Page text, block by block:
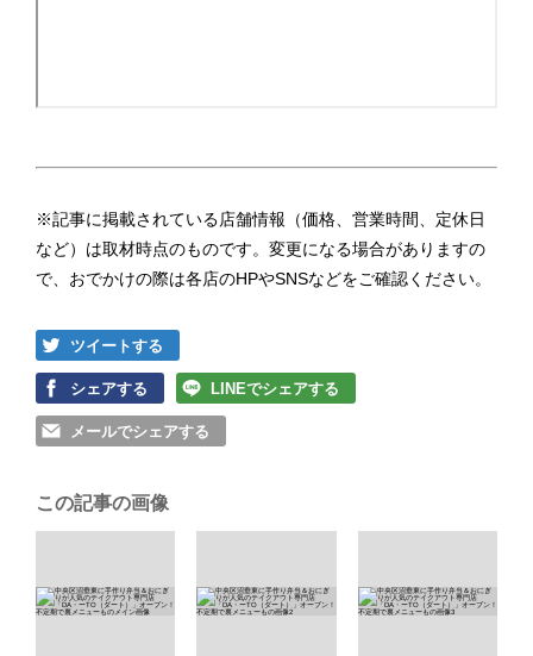
※記事に掲載されている店舗情報（価格、営業時間、定休日
など）は取材時点のものです。変更になる場合がありますの
で、おでかけの際は各店のHPやSNSなどをご確認ください。
ツイートする
シェアする LINEでシェアする
メールでシェアする
この記事の画像